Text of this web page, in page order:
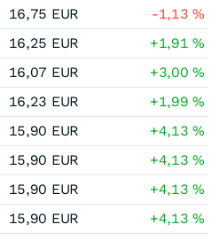
16,75 EUR -1,13%
16,25 EUR +1,91%
16,07 EUR +3,00%
16,23 EUR +1,99%
15,90 EUR +4,13%
15,90 EUR +4,13%
15,90 EUR +4,13%
15,90 EUR +4,13%